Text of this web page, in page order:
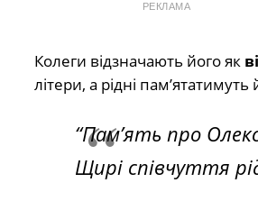
РЕКЛАМА
Колеги відзначають його як
літери, а рідні пам’ятатимуть
“Пам’ять про
Щирі співчуття